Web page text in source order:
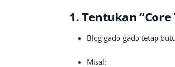
1. Tentukan
Blog gado-gado tetap
Misal: